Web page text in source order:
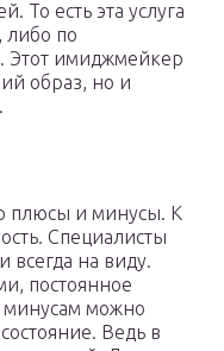
То есть эта услуга
либо по
Этот имиджмейкер
образ, но и
плюсы и минусы. К
Специалисты
всегда на виду.
постоянное
минусам можно
Ведь в